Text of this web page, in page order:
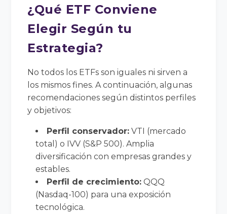
¿Qué ETF Conviene
Elegir Según tu
Estrategia?
No todos los ETFs son iguales ni sirven a
los mismos fines. A continuación, algunas
recomendaciones según distintos perfiles
y objetivos:
Perfil conservador: VTI (mercado
total) o IVV (S&P 500). Amplia
diversificación con empresas grandes y
estables.
Perfil de crecimiento: QQQ
(Nasdaq-100) para una exposición
tecnológica.